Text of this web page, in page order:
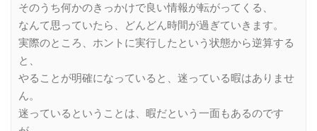
そのうち何かのきっかけで良い情報が転がってくる、
なんて思っていたら、どんどん時間が過ぎていきます。
実際のところ、ホントに実行したという状態から逆算する
と、
やることが明確になっていると、迷っている暇はありませ
ん。
迷っているということは、暇だという一面もあるのです